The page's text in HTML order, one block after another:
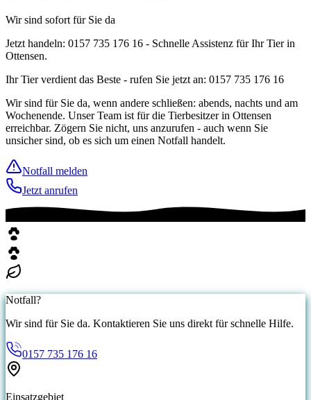
Wir sind sofort für Sie da
Jetzt handeln: 0157 735 176 16 - Schnelle Assistenz für Ihr Tier in
Ottensen.
Ihr Tier verdient das Beste - rufen Sie jetzt an: 0157 735 176 16
Wir sind für Sie da, wenn andere schließen: abends, nachts und am
Wochenende. Unser Team ist für die Tierbesitzer in Ottensen
erreichbar. Zögern Sie nicht, uns anzurufen - auch wenn Sie
unsicher sind, ob es sich um einen Notfall handelt.
Notfall melden
Jetzt anrufen
Notfall?
Wir sind für Sie da. Kontaktieren Sie uns direkt für schnelle Hilfe.
0157 735 176 16
Einsatzgebiet